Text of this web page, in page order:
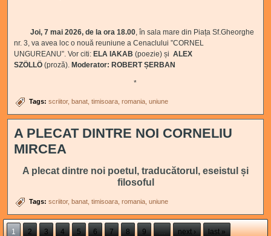
Joi, 7 mai 2026, de la ora 18.00 , în sala mare din Piața Sf.Gheorghe
nr. 3, va avea loc o nouă reuniune a Cenaclului ”CORNEL
UNGUREANU”. Vor citi:ELA IAKAB (poezie) șiALEX
SZÖLLÖ(proză).Moderator: ROBERT ȘERBAN
*
Tags:scriitor banat timisoara romania uniune
A PLECAT DINTRE NOI CORNELIU
MIRCEA
A plecat dintre noi poetul, traducătorul, eseistul și
filosoful
Tags:scriitor banat timisoara romania uniune
Pages
1 2 3 4 5 6 7 8 9 … next › last »